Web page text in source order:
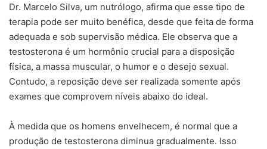
Dr. Marcelo Silva, um nutrólogo, afirma que esse tipo de
terapia pode ser muito benéfica, desde que feita de forma
adequada e sob supervisão médica. Ele observa que a
testosterona é um hormônio crucial para a disposição
física, a massa muscular, o humor e o desejo sexual.
Contudo, a reposição deve ser realizada somente após
exames que comprovem níveis abaixo do ideal.
À medida que os homens envelhecem, é normal que a
produção de testosterona diminua gradualmente. Isso